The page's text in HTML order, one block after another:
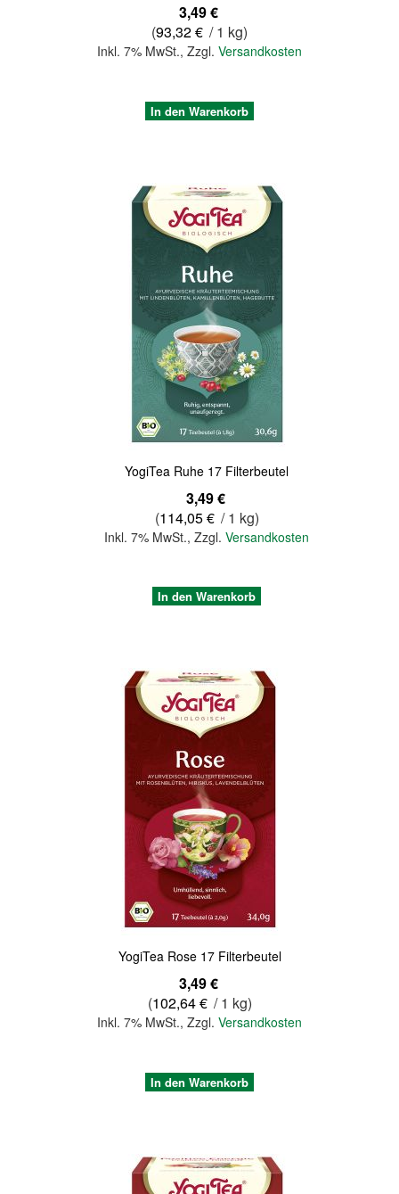
3,49 €
(93,32 € / 1 kg)
Inkl. 7% MwSt., Zzgl. Versandkosten
In den Warenkorb
YogiTea Ruhe 17 Filterbeutel
3,49 €
(114,05 € / 1 kg)
Inkl. 7% MwSt.,Zzgl.Versandkosten
In den Warenkorb
YogiTea Rose 17 Filterbeutel
3,49 €
(102,64 € / 1 kg)
Inkl. 7% MwSt., Zzgl. Versandkosten
In den Warenkorb